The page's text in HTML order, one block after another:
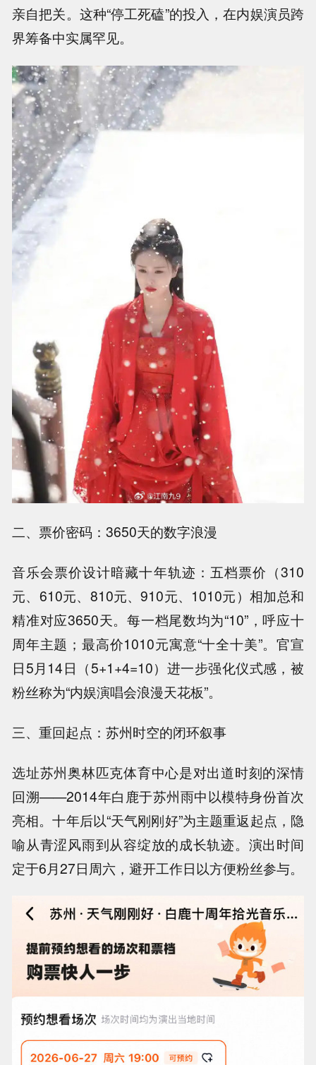
亲自把关。这种“停工死磕”的投入，在内娱演员跨
界筹备中实属罕见。
二、票价密码：3650天的数字浪漫
音乐会票价设计暗藏十年轨迹：五档票价（310
元、610元、810元、910元、1010元）相加总和
精准对应3650天。每一档尾数均为“10”，呼应十
周年主题；最高价1010元寓意“十全十美”。官宣
日5月14日（5+1+4=10）进一步强化仪式感，被
粉丝称为“内娱演唱会浪漫天花板”。
三、重回起点：苏州时空的闭环叙事
选址苏州奥林匹克体育中心是对出道时刻的深情
回溯——2014年白鹿于苏州雨中以模特身份首次
亮相。十年后以“天气刚刚好”为主题重返起点，隐
喻从青涩风雨到从容绽放的成长轨迹。演出时间
定于6月27日周六，避开工作日以方便粉丝参与。